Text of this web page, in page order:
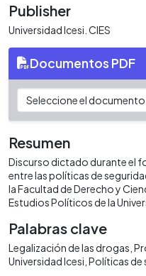
Publisher
Universidad Icesi. CIES
Documentos PDF
Resumen
Discurso dictado durante el
entre las políticas de
la Facultad de Derecho y
Estudios Políticos de la
Palabras clave
Legalización de las drogas
Universidad Icesi Políticas de